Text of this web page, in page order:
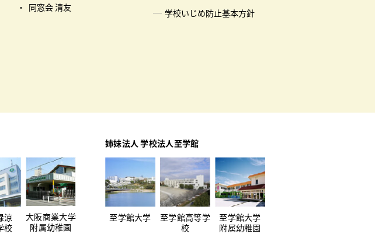
同窓会 清友
学校いじめ防止基本方針
涼
校
大阪商業大学
附属幼稚園
姉妹法人 学校法人至学館
至学館大学
至学館高等学
校
至学館大学
附属幼稚園